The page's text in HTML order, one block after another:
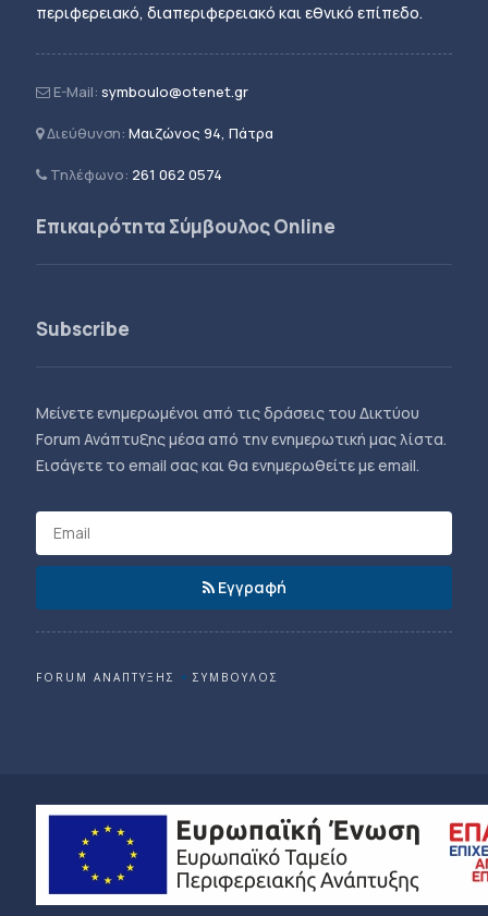
περιφερειακό, διαπεριφερειακό και εθνικό επίπεδο.
E-Mail: symboulo@otenet.gr
Διεύθυνση: Μαιζώνος 94, Πάτρα
Τηλέφωνο: 261 062 0574
Επικαιρότητα Σύμβουλος Online
Subscribe
Μείνετε ενημερωμένοι από τις δράσεις του Δικτύου
Forum Ανάπτυξης μέσα από την ενημερωτική μας λίστα.
Εισάγετε το email σας και θα ενημερωθείτε με email.
Εγγραφή
FORUM ΑΝΑΠΤΥΞΗΣ ΣΥΜΒΟΥΛΟΣ